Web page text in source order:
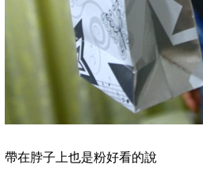
帶在脖子上也是粉好看的說